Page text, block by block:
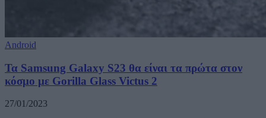
Android
Τα Samsung Galaxy S23 θα είναι τα πρώτα στον
κόσμο με Gorilla Glass Victus 2
27/01/2023